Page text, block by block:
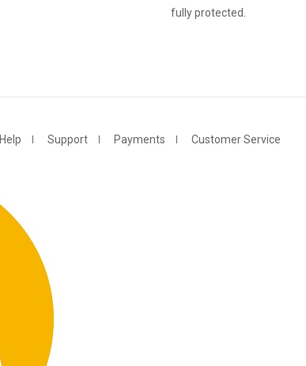
fully protected.
Help Support Payments Customer Service